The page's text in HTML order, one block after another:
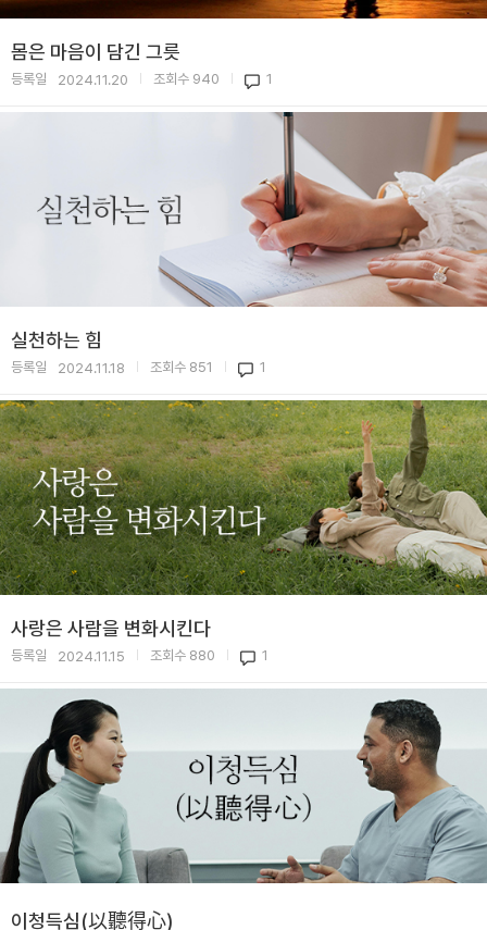
몸은 마음이 담긴 그릇
등록일 2024.11.20 조회수 940 1
실천하는 힘
등록일 2024.11.18 조회수 851 1
사랑은 사람을 변화시킨다
등록일 2024.11.15 조회수 880 1
이청득심(以聽得心)